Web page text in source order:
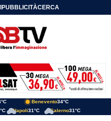
PUBBLICITÀCERCA
Benevento34°C
Napoli31°C Salerno31°C